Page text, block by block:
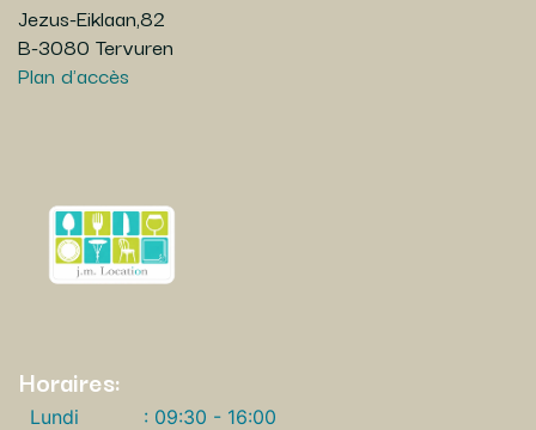
Jezus-Eiklaan,82
B-3080 Tervuren
Plan d'accès
Horaires:
Lundi
: 09:30 - 16:00